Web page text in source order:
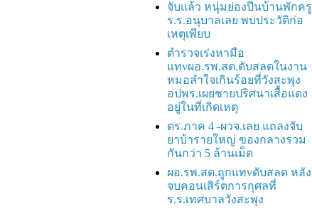
จับแล้ว หนุ่มย่องปีนบ้านพักครู
ร.ร.อนุบาลเลย พบประวัติก่อ
เหตุเพียบ
ตำรวจเร่งหามือ
แทvผอ.รพ.สต.ดับสลดในงาน
หมอลำใจเกินร้อยที่วังสะพุง
อปพร.เผยชายปริศนาเสื้อแดง
อยู่ในที่เกิดเหตุ
ตร.ภาค 4 -ผวจ.เลย แถลงจับ
ยาบ้ารายใหญ่ ของกลางรวม
กันกว่า 5 ล้านเม็ด
ผอ.รพ.สต.ถูกแทvดับสลด หลัง
จบคอนเสิร์ตการกุศลที่
ร.ร.เทศบาลวังสะพุง